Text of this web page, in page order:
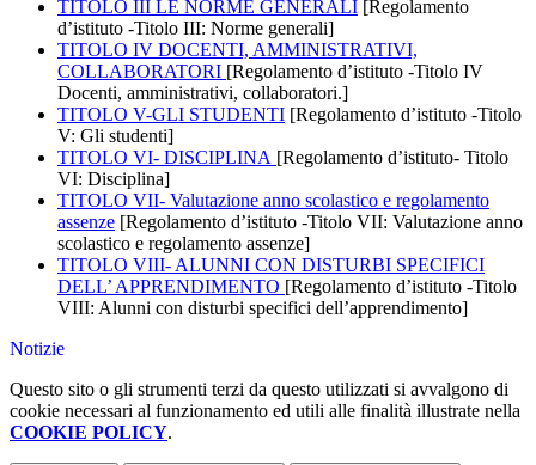
TITOLO III LE NORME GENERALI [Regolamento
d’istituto -Titolo III: Norme generali]
TITOLO IV DOCENTI, AMMINISTRATIVI,
COLLABORATORI [Regolamento d’istituto -Titolo IV
Docenti, amministrativi, collaboratori.]
TITOLO V-GLI STUDENTI [Regolamento d’istituto -Titolo
V: Gli studenti]
TITOLO VI- DISCIPLINA [Regolamento d’istituto- Titolo
VI: Disciplina]
TITOLO VII- Valutazione anno scolastico e regolamento
assenze [Regolamento d’istituto -Titolo VII: Valutazione anno
scolastico e regolamento assenze]
TITOLO VIII- ALUNNI CON DISTURBI SPECIFICI
DELL’ APPRENDIMENTO [Regolamento d’istituto -Titolo
VIII: Alunni con disturbi specifici dell’apprendimento]
Notizie
Questo sito o gli strumenti terzi da questo utilizzati si avvalgono di
cookie necessari al funzionamento ed utili alle finalità illustrate nella
COOKIE POLICY.